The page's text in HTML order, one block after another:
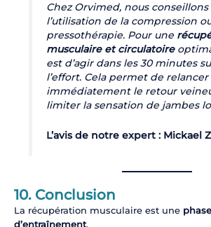
Chez Orvimed, nous
l’utilisation de la compression
pressothérapie. Pour une
musculaire et circulatoire
est d’agir dans les 30 minutes
l’effort. Cela permet de relancer
immédiatement le retour
limiter la sensation de jambes
L’avis de notre expert : Mickael
10. Conclusion
La récupération musculaire est une
d’entraînement.